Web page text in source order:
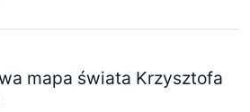
mapa świata Krzysztofa